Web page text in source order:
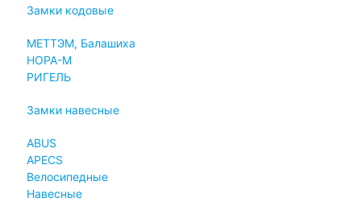
Замки кодовые
МЕТТЭМ, Балашиха
НОРА-М
РИГЕЛЬ
Замки навесные
ABUS
APECS
Велосипедные
Навесные